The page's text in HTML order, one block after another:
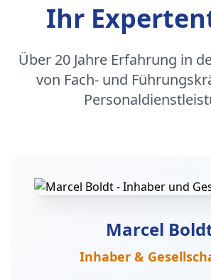
Ihr
Über 20 Jahre Erfahrung in
von Fach- und
Marcel
Inhaber &